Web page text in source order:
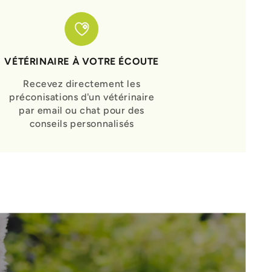
VÉTÉRINAIRE À VOTRE ÉCOUTE
Recevez directement les
préconisations d'un vétérinaire
par email ou chat pour des
conseils personnalisés